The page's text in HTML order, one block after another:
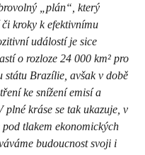
„plán“, který
kroky k efektivnímu
událostí je sice
o rozloze 24 000 km² pro
Brazílie, avšak v době
ke snížení emisí a
kráse se tak ukazuje, v
tlakem ekonomických
budoucnost svoji i